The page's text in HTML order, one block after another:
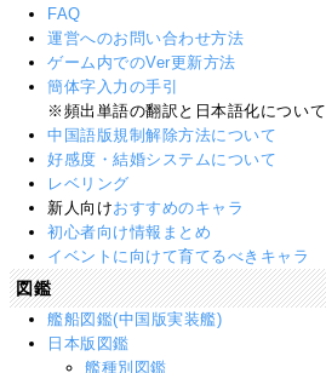
FAQ
運営へのお問い合わせ方法
ゲーム内でのVer更新方法
簡体字入力の手引
※頻出単語の翻訳と日本語化について
中国語版規制解除方法について
好感度・結婚システムについて
レベリング
新人向けおすすめのキャラ
初心者向け情報まとめ
イベントに向けて育てるべきキャラ
図鑑
艦船図鑑(中国版実装艦)
日本版図鑑
艦種別図鑑